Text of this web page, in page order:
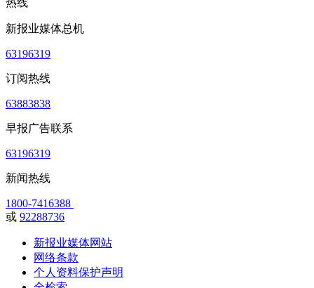
热线
新报业媒体总机
63196319
订阅热线
63883838
早报广告联系
63196319
新闻热线
1800-7416388
或 92288736
新报业媒体网站
网络条款
个人资料保护声明